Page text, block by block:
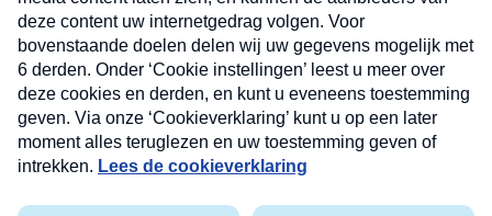
Nieuwsbrief
Neem hier een gratis abonnement op onze
nieuwsbrief. Elke vrijdag- en dinsdagochtend in uw